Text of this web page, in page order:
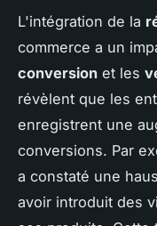
L'intégration de la
commerce a un
conversion et les
révèlent que les
enregistrent une
conversions. Par
a constaté une
avoir introduit des